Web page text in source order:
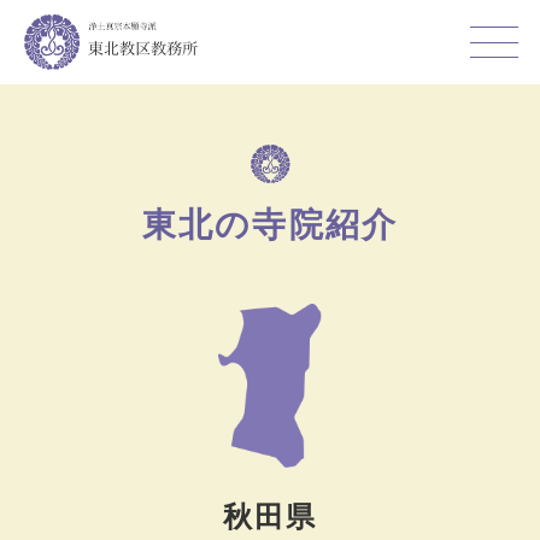
東北の寺院紹介
秋田県